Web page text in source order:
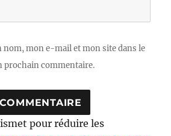
nom, mon e-mail et mon site dans le
prochain commentaire.
pour réduire les